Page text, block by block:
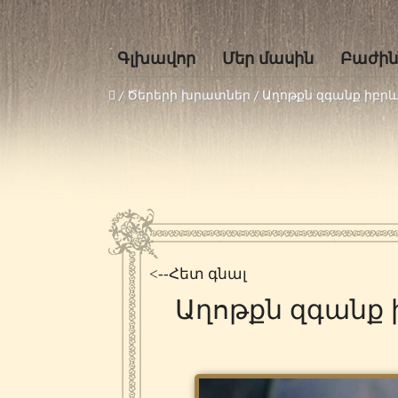
Գլխավոր Մեր մասին
/ Ծերերի խրատներ / Աղոթքն զգանք
<--Հետ գնալ
Աղոթքն զգանք